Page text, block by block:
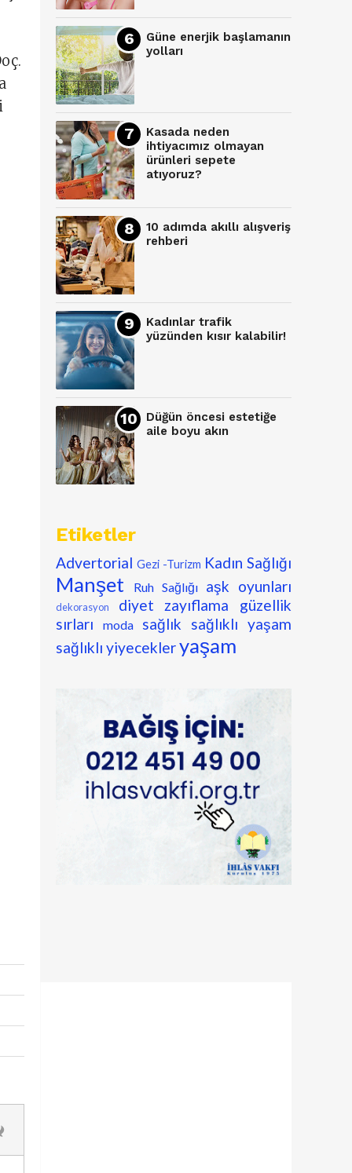
Güne enerjik başlamanın
yolları
Kasada neden
ihtiyacımız olmayan
ürünleri sepete
atıyoruz?
10 adımda akıllı alışveriş
rehberi
Kadınlar trafik
yüzünden kısır kalabilir!
Düğün öncesi estetiğe
aile boyu akın
Etiketler
Advertorial Gezi -Turizm Kadın Sağlığı
Manşet Ruh Sağlığı aşk oyunları
dekorasyon diyet zayıflama
güzellik
sırları
moda sağlık
sağlıklı yaşam
sağlıklı yiyecekleryaşam